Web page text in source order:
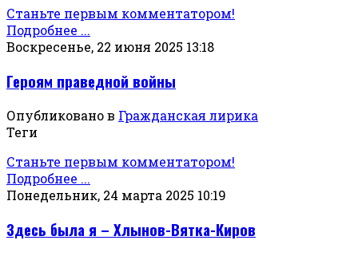
Станьте первым комментатором!
Подробнее ...
Воскресенье, 22 июня 2025 13:18
Героям праведной войны
Опубликовано в Гражданская лирика
Теги
Станьте первым комментатором!
Подробнее ...
Понедельник, 24 марта 2025 10:19
Здесь была я – Хлынов-Вятка-Киров